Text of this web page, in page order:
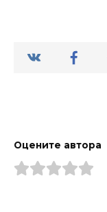
Оцените автора